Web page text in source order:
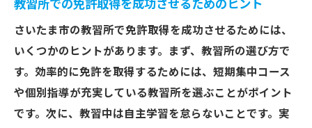
教習所での免許取得を成功させるためのヒント
さいたま市の教習所で免許取得を成功させるためには、
いくつかのヒントがあります。まず、教習所の選び方で
す。効率的に免許を取得するためには、短期集中コース
や個別指導が充実している教習所を選ぶことがポイント
です。次に、教習中は自主学習を怠らないことです。実